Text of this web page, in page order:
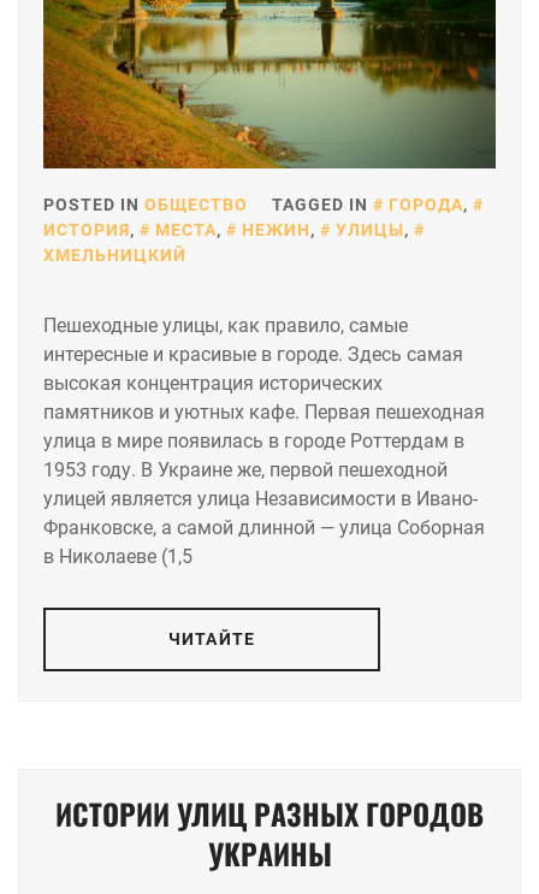
POSTED IN ОБЩЕСТВО TAGGED IN ГОРОДА,
ИСТОРИЯ, МЕСТА, НЕЖИН, УЛИЦЫ,
ХМЕЛЬНИЦКИЙ
Пешеходные улицы, как правило, самые
интересные и красивые в городе. Здесь самая
высокая концентрация исторических
памятников и уютных кафе. Первая пешеходная
улица в мире появилась в городе Роттердам в
1953 году. В Украине же, первой пешеходной
улицей является улица Независимости в Ивано-
Франковске, а самой длинной — улица Соборная
в Николаеве (1,5
ЧИТАЙТЕ
ИСТОРИИ УЛИЦ РАЗНЫХ ГОРОДОВ
УКРАИНЫ